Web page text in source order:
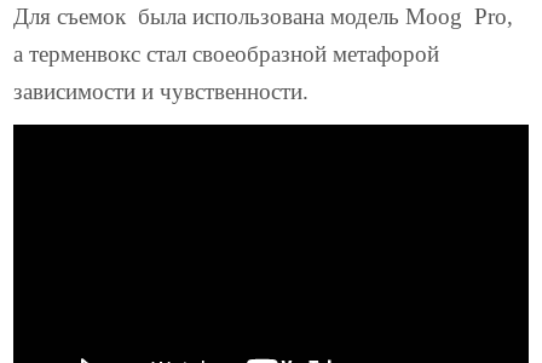
Для съемок была использована модель Moog Pro,
а терменвокс стал своеобразной метафорой
зависимости и чувственности.